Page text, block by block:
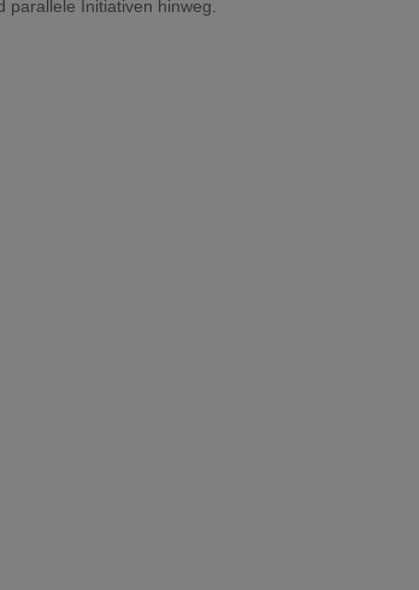
Initiativen hinweg.